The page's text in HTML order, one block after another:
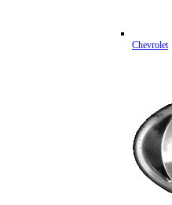
Chevrolet